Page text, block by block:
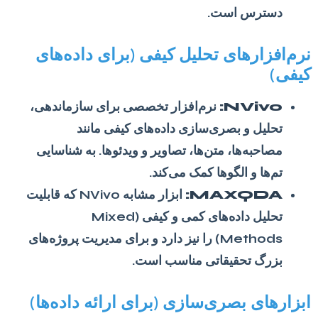
دسترس است.
نرم‌افزارهای تحلیل کیفی (برای داده‌های
کیفی)
NVivo: نرم‌افزار تخصصی برای سازماندهی،
تحلیل و بصری‌سازی داده‌های کیفی مانند
مصاحبه‌ها، متن‌ها، تصاویر و ویدئوها. به شناسایی
تم‌ها و الگوها کمک می‌کند.
MAXQDA:
ابزار مشابه NVivo که قابلیت
تحلیل داده‌های کمی و کیفی (Mixed
Methods) را نیز دارد و برای مدیریت پروژه‌های
بزرگ تحقیقاتی مناسب است.
ابزارهای بصری‌سازی (برای ارائه داده‌ها)